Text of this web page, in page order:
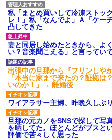
私「まとめ買いして冷凍ストッ
レ！」私「なんでよ」Ａ「ケ
凸してきた
妻と同居し始めたときから、よ
い？音楽聞こえる」と言ってい
出張中の旦那から『フリンしや
「本当に家まで来たの？証拠
いのか！」→ 離婚後
ワイアラサー主婦、昨晩久しぶ
旦那の元カノをSNSで探して写
を晒してた。ほとんどがブスと
評価で苦々しく思った